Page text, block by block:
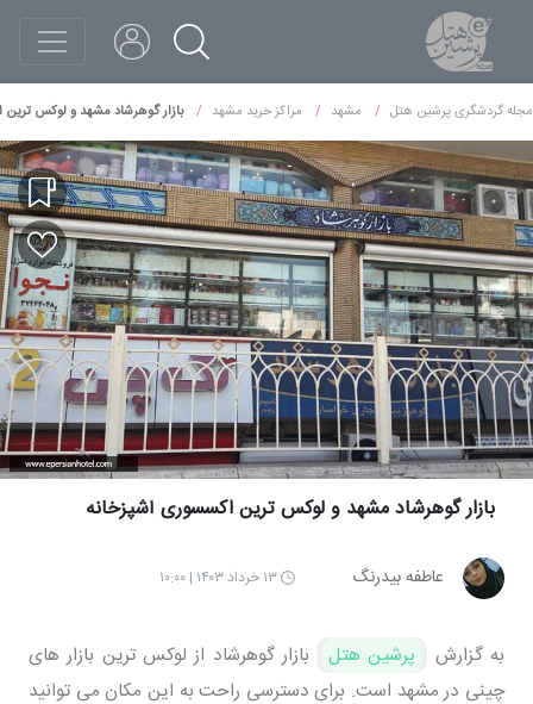
مجله گردشگری پرشین هتل مشهد مراکز خرید مشهد بازار گوهرشاد مشهد و لوکس
بازار گوهرشاد مشهد و لوکس ترین اکسسوری آشپزخانه
عاطفه بیدرنگ ۱۳ خرداد ۱۴۰۳ | ۱۰:۰۰
به گزارش پرشین هتل
بازار گوهرشاد از لوکس ترین بازار های
چینی در مشهد است. برای دسترسی راحت به این مکان می توانید